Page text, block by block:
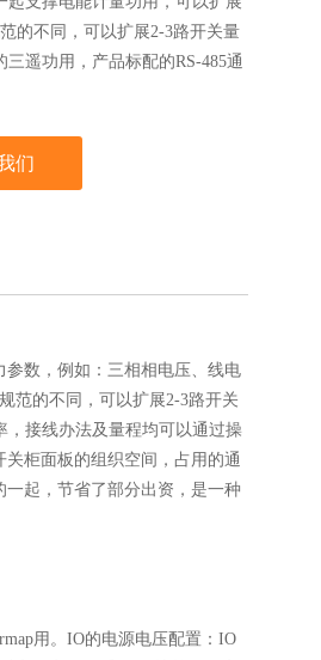
的不同，可以扩展2-3路开关量
遥功用，产品标配的RS-485通
们
数，例如：三相相电压、线电
范的不同，可以扩展2-3路开关
，接线办法及量程均可以通过操
柜面板的组织空间，占用的通
起，节省了部分出资，是一种
用。IO的电源电压配置：IO